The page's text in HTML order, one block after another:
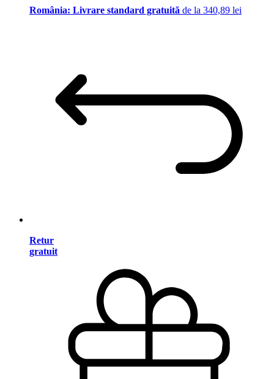
România: Livrare standard gratuită de la 340,89 lei
Retur
gratuit